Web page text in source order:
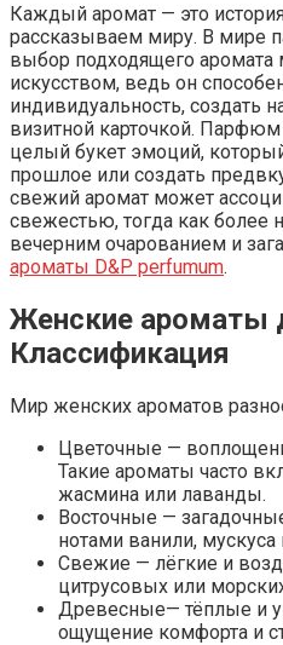
Каждый аромат — это
рассказываем миру. В
выбор подходящего аромата
искусством, ведь он
индивидуальность, создать
визитной карточкой. Парфюм
целый букет эмоций,
прошлое или создать
свежий аромат может
свежестью, тогда как
вечерним очарованием и
ароматы D&P perfumum.
Женские ароматы
Классификация
Мир женских ароматов
Цветочные —
Такие ароматы часто
жасмина или лаванды.
Восточные —
нотами ванили,
Свежие — лёгкие и
цитрусовых или
Древесные— тёплые и
ощущение комфорта и